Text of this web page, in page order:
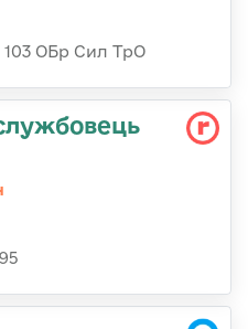
ОБр Сил ТрО